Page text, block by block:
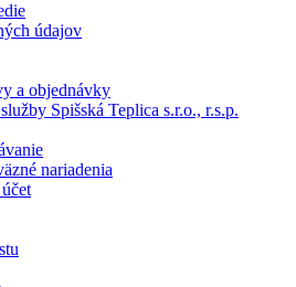
údajov
a objednávky
Spišská Teplica s.r.o., r.s.p.
nariadenia